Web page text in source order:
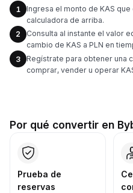
1
Ingresa el monto de KAS
calculadora de arriba.
2
Consulta al instante el valor
cambio de KAS a PLN en
3
Regístrate para obtener una
comprar, vender u operar
Por qué convertir en
Prueba de
reservas